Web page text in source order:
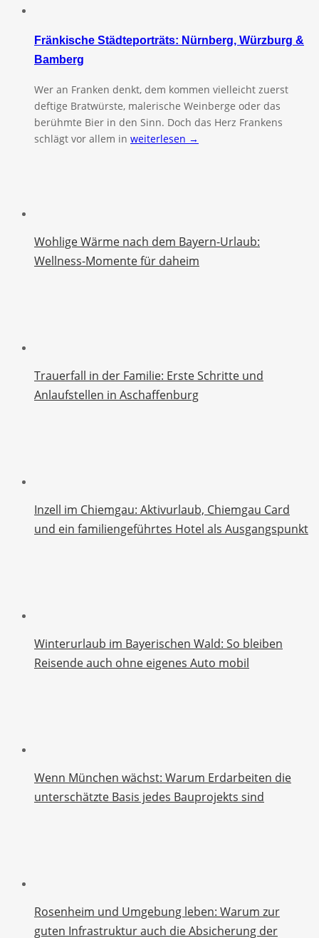
Fränkische Städteporträts: Nürnberg, Würzburg &
Bamberg
Wer an Franken denkt, dem kommen vielleicht zuerst
deftige Bratwürste, malerische Weinberge oder das
berühmte Bier in den Sinn. Doch das Herz Frankens
schlägt vor allem in weiterlesen →
Wohlige Wärme nach dem Bayern-Urlaub:
Wellness-Momente für daheim
Trauerfall in der Familie: Erste Schritte und
Anlaufstellen in Aschaffenburg
Inzell im Chiemgau: Aktivurlaub, Chiemgau Card
und ein familiengeführtes Hotel als Ausgangspunkt
Winterurlaub im Bayerischen Wald: So bleiben
Reisende auch ohne eigenes Auto mobil
Wenn München wächst: Warum Erdarbeiten die
unterschätzte Basis jedes Bauprojekts sind
Rosenheim und Umgebung leben: Warum zur
guten Infrastruktur auch die Absicherung der